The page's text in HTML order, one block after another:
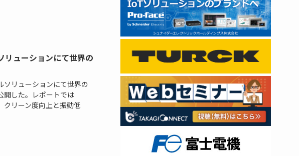
リューションにて世界の
ソリューションにて世界の
開した。レポートでは
クリーン度向上と振動低